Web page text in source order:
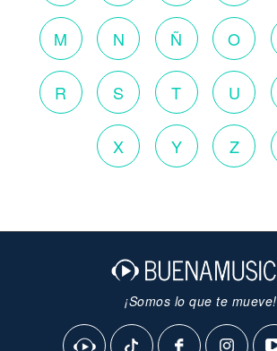
M N Ñ O
R S T U
X Y Z
¡Somos lo que te mueve!